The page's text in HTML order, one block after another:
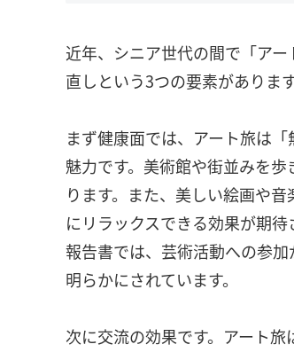
近年、シニア世代の間で「ア
直しという3つの要素があります
まず健康面では、アート旅は
魅力です。美術館や街並みを
ります。また、美しい絵画や
にリラックスできる効果が期
報告書では、芸術活動への参
明らかにされています。
次に交流の効果です。アート